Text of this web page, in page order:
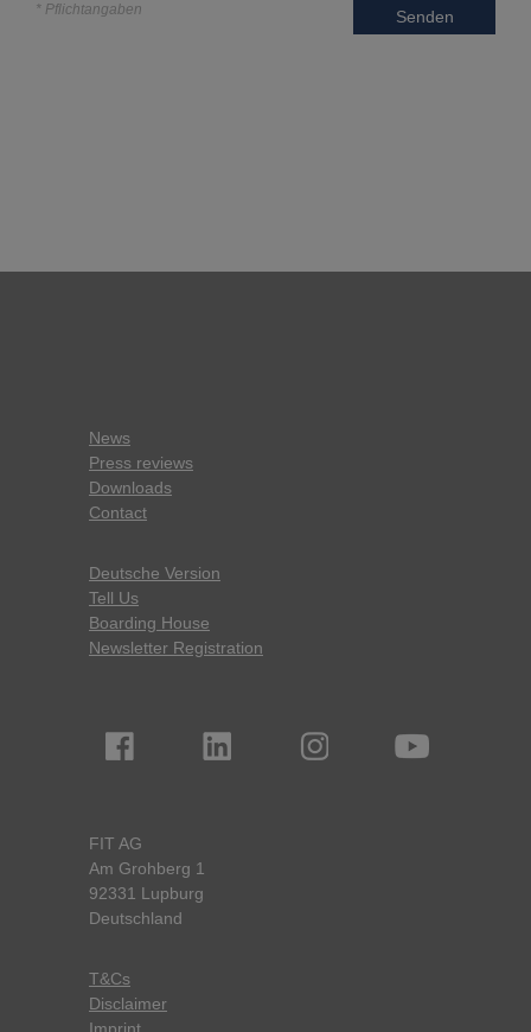
* Pflichtangaben Senden
News
Press reviews
Downloads
Contact
Deutsche Version
Tell Us
Boarding House
Newsletter Registration
FIT AG
Am Grohberg 1
92331 Lupburg
Deutschland
T&Cs
Disclaimer